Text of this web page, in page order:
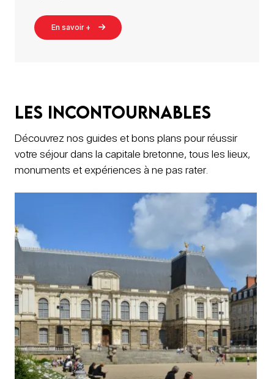
En savoir +
Les incontournables
Découvrez nos guides et bons plans pour réussir
votre séjour dans la capitale bretonne, tous les lieux,
monuments et expériences à ne pas rater.